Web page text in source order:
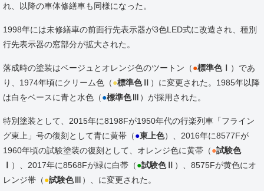
れ、以降の車体修繕車も同様になった。
1998年には未修繕車の前面行先表示器が3色LED式に改造され、種別
行先表示器の窓部分が拡大された。
落成時の塗装はベージュとオレンジ色のツートン（●標準色Ⅰ ）であ
り、1974年頃にクリーム色（●標準色Ⅱ ）に変更された。1985年以降
は白をベースに青と水色（●標準色Ⅲ ）が採用された。
特別塗装として、2015年に8198Fが1950年代の行楽列車「フライン
グ東上」号の復刻として青に黄帯（●東上色）、2016年に8577Fが
1960年頃の試験塗装の復刻として、オレンジ色に黄帯（●試験色
Ⅰ ）、2017年に8568Fが緑に白帯（●試験色Ⅱ ）、8575Fが黄色にオ
レンジ帯（●試験色Ⅲ ）、に変更された。